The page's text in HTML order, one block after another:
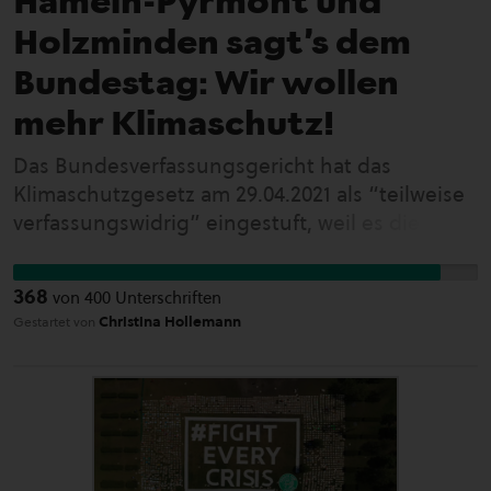
Holzminden sagt’s dem
Bundestag: Wir wollen
mehr Klimaschutz!
Das Bundesverfassungsgericht hat das
Klimaschutzgesetz am 29.04.2021 als “teilweise
verfassungswidrig” eingestuft, weil es die
genug schützt. Das stärkt die Forderungen in
unserer Petition sehr - wenn wir für unseren
Wahlkreise noch lauter werden. Das
nachgebessert, Ziele und Maßnahmen sind
aber weiterhin nicht auf 1,5-Grad-Kurs. Nach
dem Klimapaketchen und Lufthansa-Milliarden
ist klar, was Lobbyisten und Bremser anrichten
368 von 400 Unterschriften
Gestartet von Christina Hollemann